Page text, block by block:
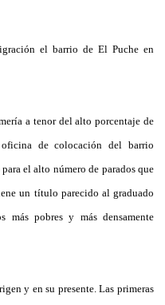
el barrio de El Puche en
a tenor del alto porcentaje de
de colocación del barrio
el alto número de parados que
un título parecido al graduado
más pobres y más densamente
y en su presente. Las primeras